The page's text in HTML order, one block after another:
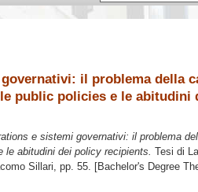
il problema della
public policies e le abitudini
e sistemi governativi: il problema
le abitudini dei policy recipients. Tesi di
Sillari, pp. 55. [Bachelor's Degree